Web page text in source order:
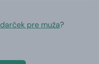
darček pre muža?